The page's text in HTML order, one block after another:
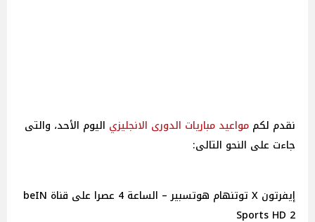
نقدم لكم مواعيد مباريات الدورى الانجليزي اليوم الأحد، والتى
جاءت على النحو التالى:
إيفرتون X توتنهام هوتسبير – الساعة 4 عصرا على قناة beIN
Sports HD 2